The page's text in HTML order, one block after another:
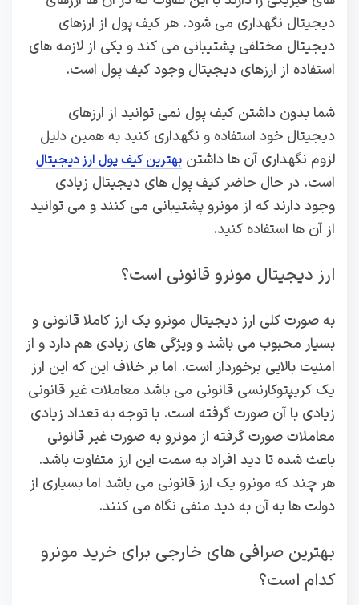
دیجیتال نگهداری می شود. هر کیف پول از ارزهای
دیجیتال مختلفی پشتیبانی می کند و یکی از لازمه های
استفاده از ارزهای دیجیتال وجود کیف پول است.
شما بدون داشتن کیف پول نمی توانید از ارزهای
دیجیتال خود استفاده و نگهداری کنید به همین دلیل
لزوم نگهداری آن ها داشتن بهترین کیف پول ارز دیجیتال
است. در حال حاضر کیف پول های دیجیتال زیادی
وجود دارند که از مونرو پشتیبانی می کنند و می توانید
از آن ها استفاده کنید.
ارز دیجیتال مونرو قانونی است؟
به صورت کلی ارز دیجیتال مونرو یک ارز کاملا قانونی و
بسیار محبوب می باشد و ویژگی های زیادی هم دارد و از
امنیت بالایی برخوردار است. اما بر خلاف این که این ارز
یک کریپتوکارنسی قانونی می باشد معاملات غیر قانونی
زیادی با آن صورت گرفته است. با توجه به تعداد زیادی
معاملات صورت گرفته از مونرو به صورت غیر قانونی
باعث شده تا دید افراد به سمت این ارز متفاوت باشد.
هر چند که مونرو یک ارز قانونی می باشد اما بسیاری از
دولت ها به آن به دید منفی نگاه می کنند.
بهترین صرافی های خارجی برای خرید مونرو
کدام است؟